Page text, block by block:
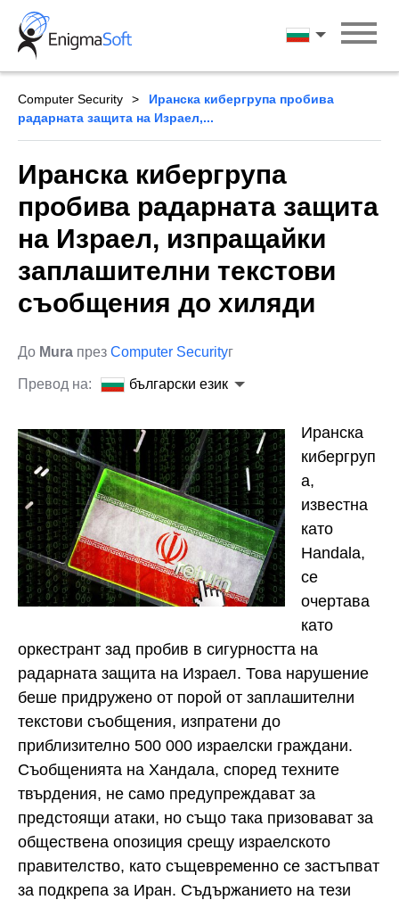
Skip
content
български
Computer Security
Иранска кибергрупа пробива
радарната защита на Израел,...
Иранска кибергрупа
пробива радарната защита
на Израел, изпращайки
заплашителни текстови
съобщения до хиляди
До Mura през Computer Securityг
Превод на: български език
Иранска
кибергруп
а,
известна
като
Handala,
се
очертава
като
оркестрант зад пробив в сигурността на
радарната защита на Израел. Това нарушение
беше придружено от порой от заплашителни
текстови съобщения, изпратени до
приблизително 500 000 израелски граждани.
Съобщенията на Хандала, според техните
твърдения, не само предупреждават за
предстоящи атаки, но също така призовават за
обществена опозиция срещу израелското
правителство, като същевременно се застъпват
за подкрепа за Иран. Съдържанието на тези